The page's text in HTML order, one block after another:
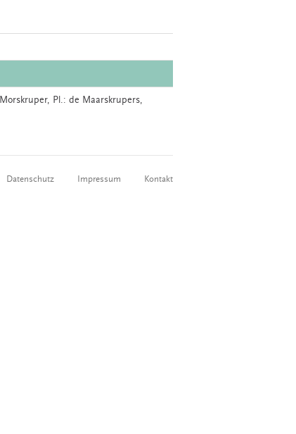
Morskruper, Pl.: de Maarskrupers,
Datenschutz Impressum Kontakt